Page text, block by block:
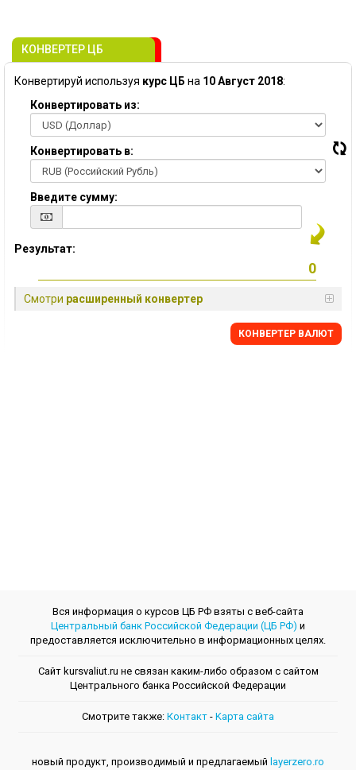
КОНВЕРТЕР ЦБ
Конвертируй используя курс ЦБ на 10 Август 2018:
Конвертировать из:
Конвертировать в:
Введите сумму:
Результат:
Смотри расширенный конвертер
КОНВЕРТЕР ВАЛЮТ
Вся информация о курсов ЦБ РФ взяты с веб-сайта
Центральный банк Российской Федерации (ЦБ РФ) и
предоставляется исключительно в информационных целях.
Сайт kursvaliut.ru не связан каким-либо образом с сайтом
Центрального банкa Российской Федерации
Смотрите также: Контакт - Kарта сайта
новый продукт, производимый и предлагаемый layerzero.ro